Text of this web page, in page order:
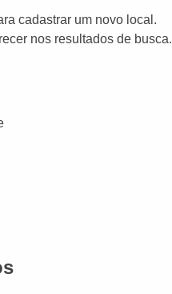
cadastrar um novo local.
nos resultados de busca.